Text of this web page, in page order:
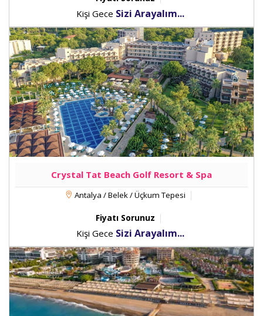
Kişi Gece Sizi Arayalım...
Crystal Tat Beach Golf Resort & Spa
Antalya / Belek / Üçkum Tepesi
Fiyatı Sorunuz
Kişi Gece Sizi Arayalım...